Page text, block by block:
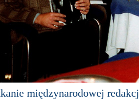
międzynarodowej